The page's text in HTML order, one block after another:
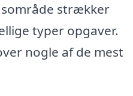
strækker
typer opgaver.
nogle af de mest